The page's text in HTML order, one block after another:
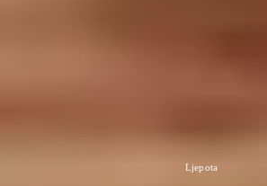
Ljepota